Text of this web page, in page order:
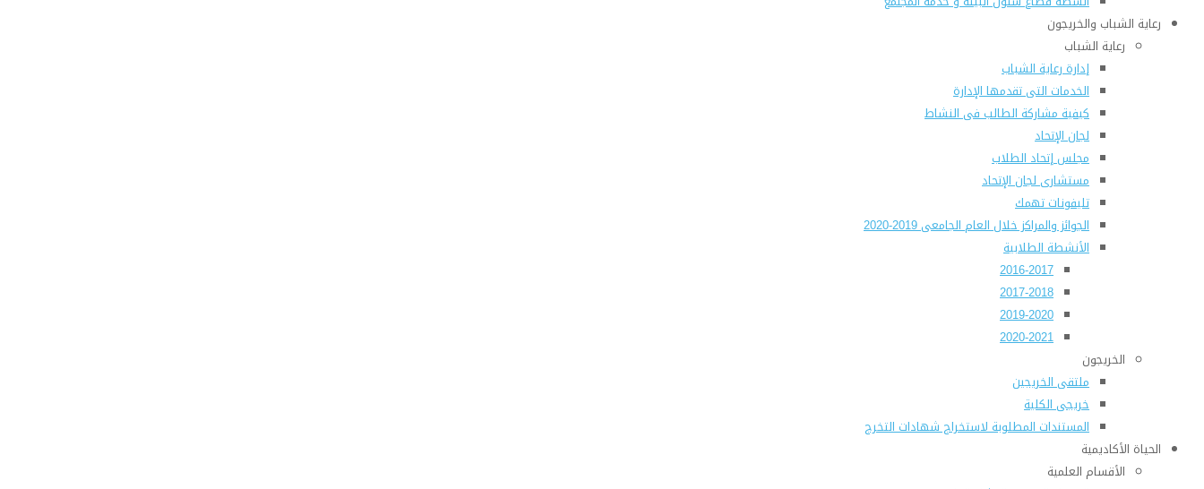
رعاية الشباب والخريجون
رعاية الشباب
إدارة رعاية الشباب
الخدمات التى تقدمها الإدارة
كيفية مشاركة الطالب فى النشاط
لجان الإتحاد
مجلس إتحاد الطلاب
مستشارى لجان الإتحاد
تليفونات تهمك
الجوائز والمراكز خلال العام الجامعى 2019-2020
الأنشطة الطلابية
2016-2017
2017-2018
2019-2020
2020-2021
الخريجون
ملتقى الخريجين
خريجى الكلية
المستندات المطلوبة لاستخراج شهادات التخرج
الحياة الأكاديمية
الأقسام العلمية